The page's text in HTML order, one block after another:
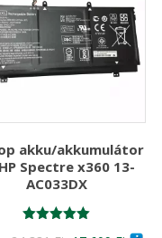
akku/akkumulátor
Spectre x360 13-
AC033DX